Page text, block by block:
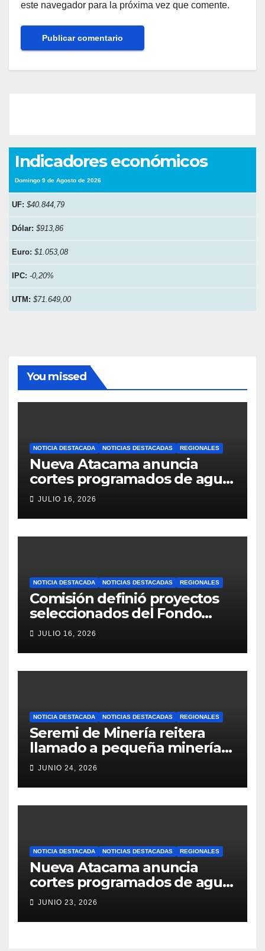
este navegador para la próxima vez que comente.
Indicadores económicos
Domingo 9 de Agosto de 2026
UF: $40.844,79
Dólar: $913,86
Euro: $1.053,08
IPC: -0,20%
UTM: $71.649,00
You missed
NOTICIA DESTACADA NOTICIAS DESTACADAS REGIONALES
Nueva Atacama anuncia
cortes programados de agua
potable en Copiapó y
Caldera: revisa fechas,
horarios y sectores
JULIO 16, 2026
NOTICIA DESTACADA NOTICIAS DESTACADAS REGIONALES
Comisión definió proyectos
seleccionados del Fondo
Concursable 2026 de Nueva
Atacama
JULIO 16, 2026
NOTICIA DESTACADA NOTICIAS DESTACADAS REGIONALES
Seremi de Minería reitera
llamado a pequeña minería
para postulaciones PAMMA
Equipa y Desarrolla 2026
JUNIO 24, 2026
NOTICIA DESTACADA NOTICIAS DESTACADAS REGIONALES
Nueva Atacama anuncia
cortes programados de agua
potable en Copiapó y
Caldera: revisa fechas,
horarios y sectores
JUNIO 23, 2026